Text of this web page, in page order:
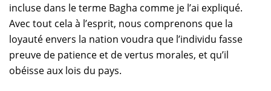
incluse dans le terme Bagha comme je l’ai expliqué.
Avec tout cela à l’esprit, nous comprenons que la
loyauté envers la nation voudra que l’individu fasse
preuve de patience et de vertus morales, et qu’il
obéisse aux lois du pays.